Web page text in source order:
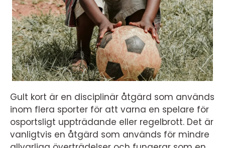
Gult kort är en disciplinär åtgärd som används
inom flera sporter för att varna en spelare för
osportsligt uppträdande eller regelbrott. Det är
vanligtvis en åtgärd som används för mindre